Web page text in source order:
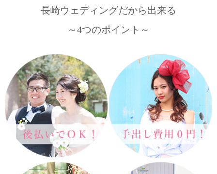
長崎ウェディングだから出来る
～4つのポイント～